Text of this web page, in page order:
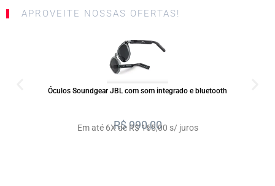
APROVEITE NOSSAS OFERTAS!
Óculos Soundgear JBL com som integrado e bluetooth
R$990,00
Em até 6X de R$ 165,00 s/ juros